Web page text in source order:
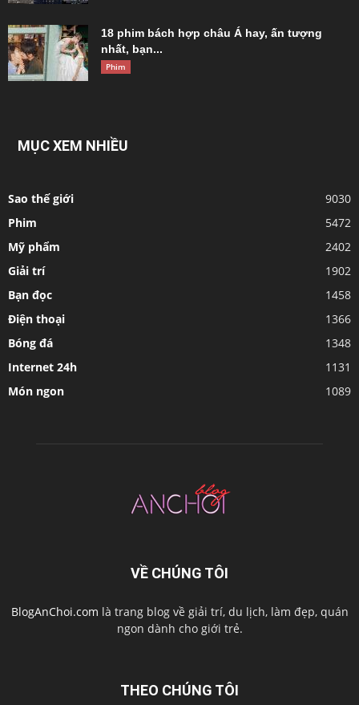
18 phim bách hợp châu Á hay, ấn tượng
nhất, bạn...
Phim
MỤC XEM NHIỀU
Sao thế giới
9030
Phim
5472
Mỹ phẩm
2402
Giải trí
1902
Bạn đọc
1458
Điện thoại
1366
Bóng đá
1348
Internet 24h
1131
Món ngon
1089
VỀ CHÚNG TÔI
BlogAnChoi.com là trang blog về giải trí, du lịch, làm đẹp, quán
ngon dành cho giới trẻ.
THEO CHÚNG TÔI